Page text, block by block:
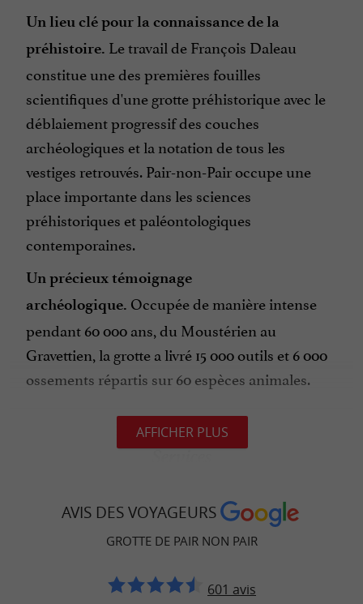
Un lieu clé pour la connaissance de la
préhistoire. Le travail de François Daleau
constitue une des premières fouilles
scientifiques d'une grotte préhistorique avec le
déblaiement progressif des couches
archéologiques et la notation de tous les
vestiges retrouvés. Pair-non-Pair occupe une
place importante dans les sciences
préhistoriques et paléontologiques
contemporaines.
Un précieux témoignage
archéologique. Occupée de manière intense
pendant 60 000 ans, du Moustérien au
Gravettien, la grotte a livré 15 000 outils et 6 000
ossements répartis sur 60 espèces animales.
Toilettes
Salle d’accueil
Aire de pique-nique :1 km
AFFICHER PLUS
AVIS DES VOYAGEURS
GROTTE DE PAIR NON PAIR
601 avis